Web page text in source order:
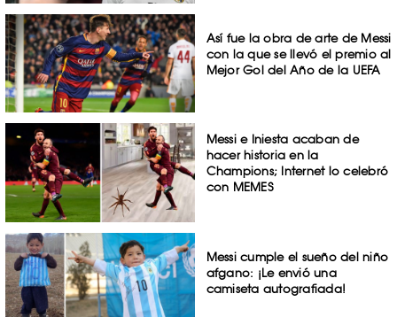
Así fue la obra de arte de Messi
con la que se llevó el premio al
Mejor Gol del Año de la UEFA
Messi e Iniesta acaban de
hacer historia en la
Champions; Internet lo celebró
con MEMES
Messi cumple el sueño del niño
afgano: ¡Le envió una
camiseta autografiada!